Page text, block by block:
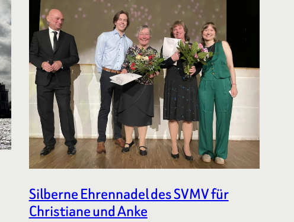
Silberne Ehrennadel des SVMV für
Christiane und Anke